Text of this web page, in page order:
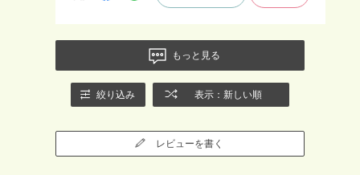
もっと見る
絞り込み 表示：新しい順
レビューを書く